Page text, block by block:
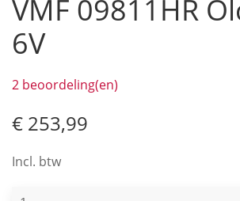
VMF 09811HR
6V
2 beoordeling(en)
€ 253,99
Incl. btw